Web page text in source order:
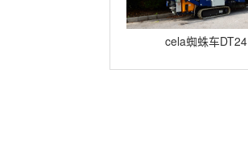
cela蜘蛛车DT24